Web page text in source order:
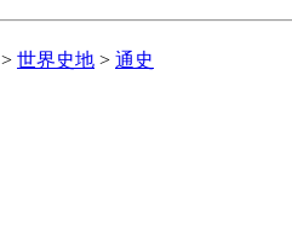
> 世界史地 > 通史